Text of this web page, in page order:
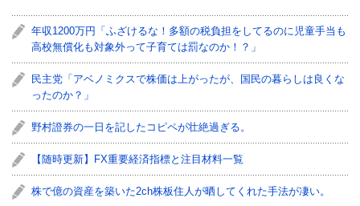
年収1200万円「ふざけるな！多額の税負担をしてるのに児童手当も
高校無償化も対象外って子育ては罰なのか！？」
民主党「アベノミクスで株価は上がったが、国民の暮らしは良くな
ったのか？」
野村證券の一日を記したコピペが壮絶過ぎる。
【随時更新】FX重要経済指標と注目材料一覧
株で億の資産を築いた2ch株板住人が晒してくれた手法が凄い。